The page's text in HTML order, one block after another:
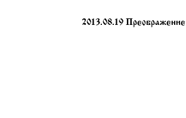
2013.08.19 Преображение